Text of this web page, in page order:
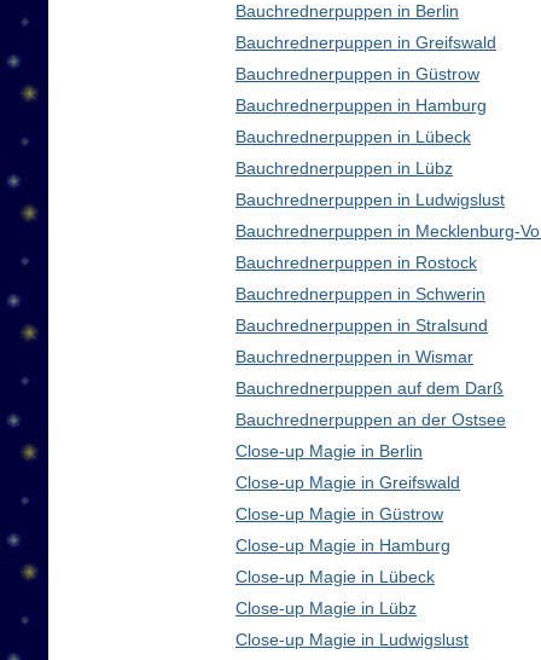
Bauchrednerpuppen in Berlin
Bauchrednerpuppen in Greifswald
Bauchrednerpuppen in Güstrow
Bauchrednerpuppen in Hamburg
Bauchrednerpuppen in Lübeck
Bauchrednerpuppen in Lübz
Bauchrednerpuppen in Ludwigslust
Bauchrednerpuppen in Mecklenburg-
Bauchrednerpuppen in Rostock
Bauchrednerpuppen in Schwerin
Bauchrednerpuppen in Stralsund
Bauchrednerpuppen in Wismar
Bauchrednerpuppen auf dem Darß
Bauchrednerpuppen an der Ostsee
Close-up Magie in Berlin
Close-up Magie in Greifswald
Close-up Magie in Güstrow
Close-up Magie in Hamburg
Close-up Magie in Lübeck
Close-up Magie in Lübz
Close-up Magie in Ludwigslust